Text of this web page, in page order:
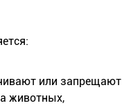
или запрещают
животных,